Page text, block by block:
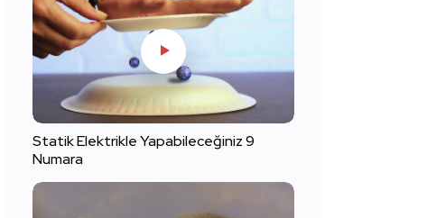
Statik Elektrikle Yapabileceğiniz 9
Numara